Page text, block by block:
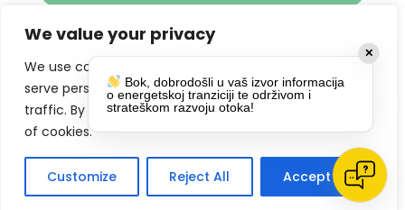
We value your privacy
We use cookies to enhance your browsing experience,
serve personalized ads or content, and analyze our
traffic. By clicking "Accept All", you consent to our use
of cookies.
Customize Reject All Accept All
Klikom na gumb dajete suglasnost za
primanje novosti Pokreta Otoka te se
slažete spolitikom privatnosti.
DRUŠTVENE MREŽE
✕
Bok, dobrodošli u vaš izvor informacija
o energetskoj tranziciji te održivom i
strateškom razvoju otoka!